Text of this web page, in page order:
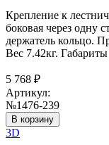
Крепление к
боковая через одну
держатель кольцо.
Вес 7.42кг.
5 768 ₽
Артикул:
№1476-239
В корзину
3D